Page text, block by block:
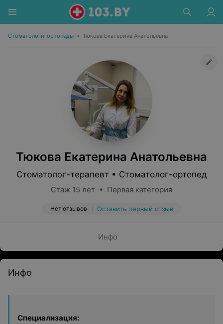
Стоматологи-ортопеды • Тюкова Екатерина Анатольевна
Тюкова Екатерина Анатольевна
Стоматолог-терапевт • Стоматолог-ортопед
Стаж 15 лет • Первая категория
Нет отзывов Оставить первый отзыв
Инфо
Инфо
Специализация: